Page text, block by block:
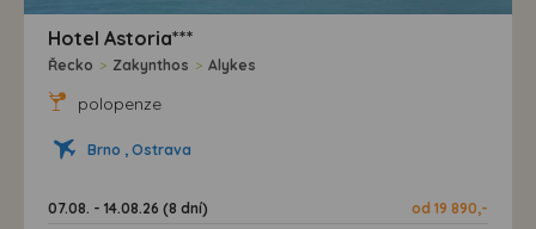
Hotel Astoria***
Řecko > Zakynthos > Alykes
polopenze
Brno , Ostrava
07.08. - 14.08.26 (8 dní)
od 19 890,-